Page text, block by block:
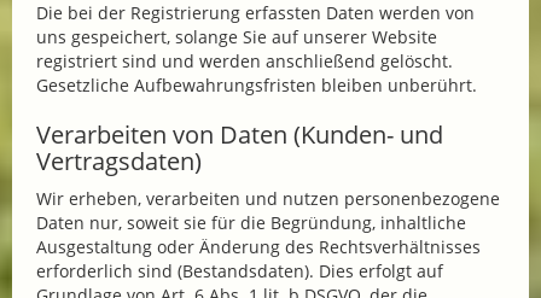
Die bei der Registrierung erfassten Daten werden von
uns gespeichert, solange Sie auf unserer Website
registriert sind und werden anschließend gelöscht.
Gesetzliche Aufbewahrungsfristen bleiben unberührt.
Verarbeiten von Daten (Kunden- und
Vertragsdaten)
Wir erheben, verarbeiten und nutzen personenbezogene
Daten nur, soweit sie für die Begründung, inhaltliche
Ausgestaltung oder Änderung des Rechtsverhältnisses
erforderlich sind (Bestandsdaten). Dies erfolgt auf